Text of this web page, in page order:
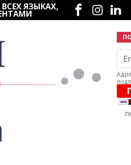
ЯЗЫКАХ, Социальные сети